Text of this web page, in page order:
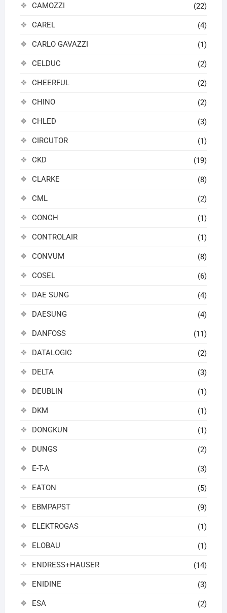
CAMOZZI (22)
CAREL (4)
CARLO GAVAZZI (1)
CELDUC (2)
CHEERFUL (2)
CHINO (2)
CHLED (3)
CIRCUTOR (1)
CKD (19)
CLARKE (8)
CML (2)
CONCH (1)
CONTROLAIR (1)
CONVUM (8)
COSEL (6)
DAE SUNG (4)
DAESUNG (4)
DANFOSS (11)
DATALOGIC (2)
DELTA (3)
DEUBLIN (1)
DKM (1)
DONGKUN (1)
DUNGS (2)
E-T-A (3)
EATON (5)
EBMPAPST (9)
ELEKTROGAS (1)
ELOBAU (1)
ENDRESS+HAUSER (14)
ENIDINE (3)
ESA (2)